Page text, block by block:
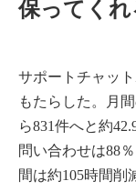
保ってくれ
サポートチャッ
もたらした。月
ら831件へと約
問い合わせは88
間は約105時間削